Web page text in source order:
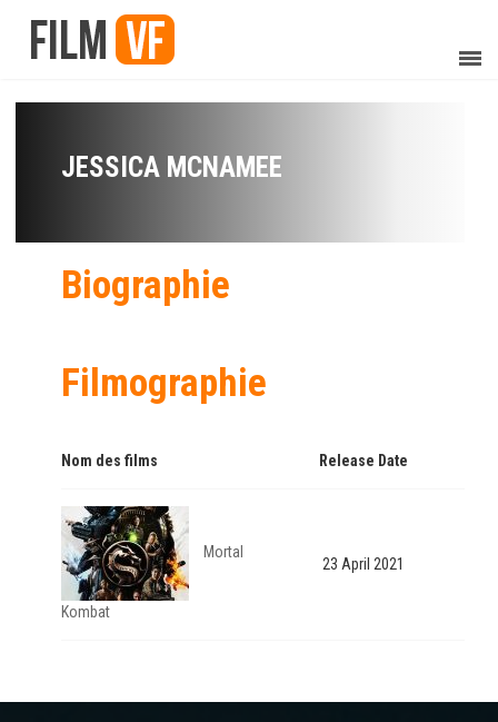
JESSICA MCNAMEE
Biographie
Filmographie
Nom des films Release Date
Mortal
Kombat
23 April 2021